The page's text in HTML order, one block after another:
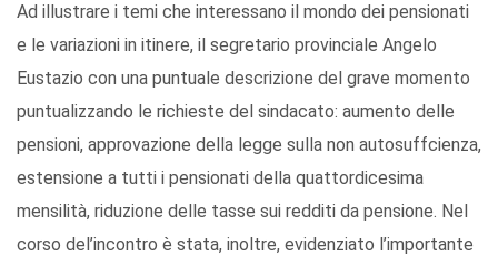
Ad illustrare i temi che interessano il mondo dei pensionati
e le variazioni in itinere, il segretario provinciale Angelo
Eustazio con una puntuale descrizione del grave momento
puntualizzando le richieste del sindacato: aumento delle
pensioni, approvazione della legge sulla non autosuffcienza,
estensione a tutti i pensionati della quattordicesima
mensilità, riduzione delle tasse sui redditi da pensione. Nel
corso del’incontro è stata, inoltre, evidenziato l’importante